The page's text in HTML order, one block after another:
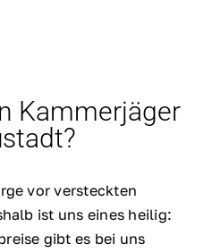
Kammerjäger
vor versteckten
ist uns eines heilig:
gibt es bei uns